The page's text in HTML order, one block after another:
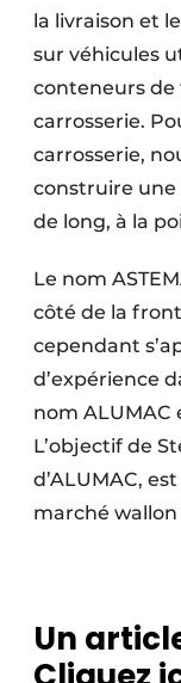
la livraison et
sur véhicules
conteneurs de
carrosserie.
carrosserie,
construire une
de long, à la
Le nom
côté de la
cependant
d’expérience
nom ALUMAC
L’objectif de
d’ALUMAC,
marché wallon
Un